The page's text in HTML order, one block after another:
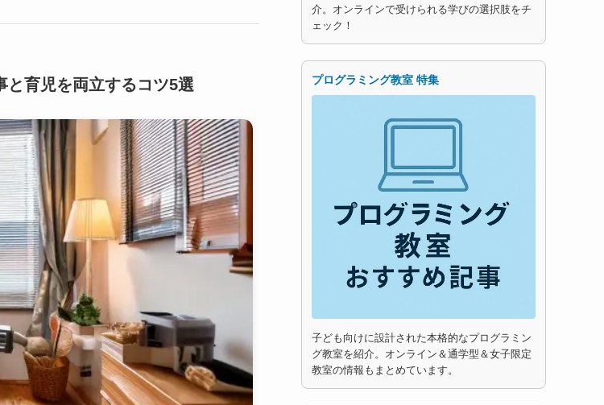
と育児を両立するコツ5選
介。オンラインで受けられる学びの選択肢をチ
ェック！
プログラミング教室 特集
子ども向けに設計された本格的なプログラミン
グ教室を紹介。オンライン＆通学型＆女子限定
教室の情報もまとめています。